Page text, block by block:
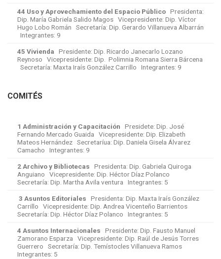
44 Uso y Aprovechamiento del Espacio Público Presidenta:
Dip. María Gabriela Salido Magos Vicepresidente: Dip. Víctor
Hugo Lobo Román Secretaría: Dip. Gerardo Villanueva Albarrán
Integrantes: 9
45 Vivienda Presidente: Dip. Ricardo Janecarlo Lozano
Reynoso Vicepresidente: Dip. Polimnia Romana Sierra Bárcena
Secretaría: Maxta Iraís González Carrillo Integrantes: 9
COMITÉS
1 Administración y Capacitación
Presidete: Dip. José
Fernando Mercado Guaida Vicepresidente: Dip. Elizabeth
Mateos Hernández Secretaríua: Dip. Daniela Gisela Álvarez
Camacho Integrantes: 9
2 Archivo y Bibliotecas
Presidenta: Dip. Gabriela Quiroga
Anguiano Vicepresidente: Dip. Héctor Díaz Polanco
Secretaría: Dip. Martha Avila ventura Integrantes: 5
3 Asuntos Editoriales Presidenta: Dip. Maxta Iraís González
Carrillo Vicepresidente: Dip. Andrea Vicenteño Barrientos
Secretaría: Dip. Héctor Díaz Polanco Integrantes: 5
4 Asuntos Internacionales Presidente: Dip. Fausto Manuel
Zamorano Esparza Vicepresidente: Dip. Raúl de Jesús Torres
Guerrero Secretaría: Dip. Temístocles Villanueva Ramos
Integrantes: 5